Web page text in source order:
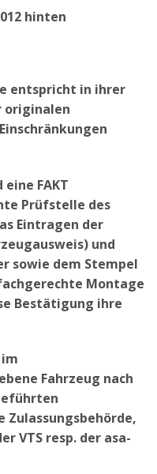
hinten
entspricht in ihrer
originalen
FAKT
Prüfstelle des
Eintragen der
und
sowie dem Stempel
Montage
Bestätigung ihre
Fahrzeug nach
Zulassungsbehörde,
VTS resp. der asa-